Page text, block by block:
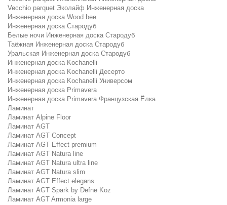
Vecchio parquet Эколайф Инженерная доска
Инженерная доска Wood bee
Инженерная доска Стародуб
Белые ночи Инженерная доска Стародуб
Таёжная Инженерная доска Стародуб
Уральская Инженерная доска Стародуб
Инженерная доска Kochanelli
Инженерная доска Kochanelli Десерто
Инженерная доска Kochanelli Универсом
Инженерная доска Primavera
Инженерная доска Primavera Французская Ёлка
Ламинат
Ламинат Alpine Floor
Ламинат AGT
Ламинат AGT Concept
Ламинат AGT Effect premium
Ламинат AGT Natura line
Ламинат AGT Natura ultra line
Ламинат AGT Natura slim
Ламинат AGT Effect elegans
Ламинат AGT Spark by Defne Koz
Ламинат AGT Armonia large